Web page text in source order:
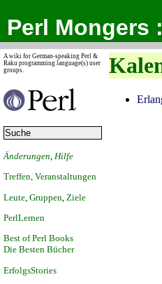
Perl Mongers
A wiki for German-speaking Perl &
Raku programming language(s) user
groups.
Änderungen Hilfe
Treffen, Veranstaltungen
Leute Gruppen Ziele
PerlLernen
Best of Perl Books
Die Besten Bücher
ErfolgsStories